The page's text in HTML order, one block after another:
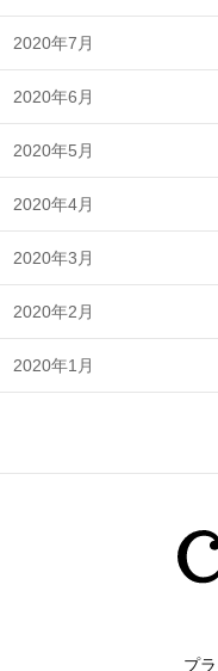
2020年7月
2020年6月
2020年5月
2020年4月
2020年3月
2020年2月
2020年1月
プ